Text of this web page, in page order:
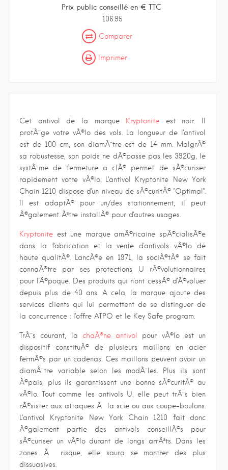
Prix public conseillé en € TTC
106.95
Comparer
Imprimer
Cet antivol de la marque Kryptonite est noir. Il
protÃ¨ge votre vÃ©lo des vols. La longueur de l'antivol
est de 100 cm, son diamÃ¨tre est de 14 mm. MalgrÃ©
sa robustesse, son poids ne dÃ©passe pas les 3920g, le
systÃ¨me de fermeture a clÃ© permet de sÃ©curiser
rapidement votre vÃ©lo. L'antivol Kryptonite New York
Chain 1210 dispose d'un niveau de sÃ©curitÃ© "Optimal".
Il est adaptÃ© pour un/des stationnement, il peut
Ã©galement Ãªtre installÃ© pour d'autres usages.
Kryptonite est une marque amÃ©ricaine spÃ©cialisÃ©e
dans la fabrication et la vente d'antivols vÃ©lo de
haute qualitÃ©. LancÃ©e en 1971, la sociÃ©tÃ© se fait
connaÃ®tre par ses protections U rÃ©volutionnaires
pour l'Ã©poque. Des produits qui n'ont cessÃ© d'Ã©voluer
depuis plus de 40 ans. A cela, la marque ajoute des
services clients qui lui permettent de se distinguer de
la concurrence : l'offre ATPO et le Key Safe program.
TrÃ¨s courant, la chaÃ®ne antivol
pour vÃ©lo est un
dispositif constituÃ© de plusieurs maillons en acier
fermÃ©s par un cadenas. Ces maillons peuvent avoir un
diamÃ¨tre variable selon les modÃ¨les. Plus ils sont
Ã©pais, plus ils garantissent une bonne sÃ©curitÃ© au
vÃ©lo. Tout comme les antivols U, elle peut trÃ¨s bien
rÃ©sister aux attaques Ã la scie ou aux coupe-boulons.
L'antivol Kryptonite New York Chain 1210 fait donc
Ã©galement partie des antivols conseillÃ©s pour
sÃ©curiser un vÃ©lo durant de longs arrÃªts. Dans les
zones Ã risque, elle saura se montrer des plus
dissuasives.